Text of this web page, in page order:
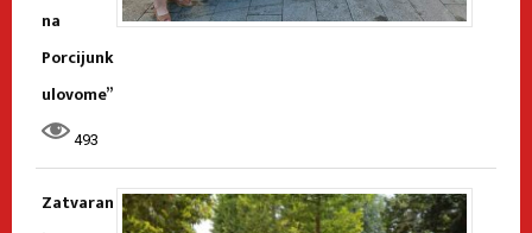
na
Porcijunk
ulovome”
493
Zatvaran